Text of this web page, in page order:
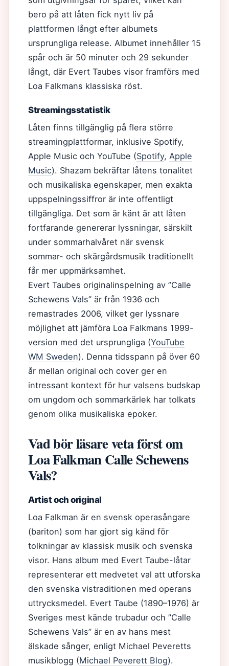
bero på att låten fick nytt liv på
plattformen långt efter albumets
ursprungliga release. Albumet innehåller 15
spår och är 50 minuter och 29 sekunder
långt, där Evert Taubes visor framförs med
Loa Falkmans klassiska röst.
Streamingsstatistik
Låten finns tillgänglig på flera större
streamingplattformar, inklusive Spotify,
Apple Music och YouTube (Spotify, Apple
Music). Shazam bekräftar låtens tonalitet
och musikaliska egenskaper, men exakta
uppspelningssiffror är inte offentligt
tillgängliga. Det som är känt är att låten
fortfarande genererar lyssningar, särskilt
under sommarhalvåret när svensk
sommar- och skärgårdsmusik traditionellt
får mer uppmärksamhet.
Evert Taubes originalinspelning av ”Calle
Schewens Vals” är från 1936 och
remastrades 2006, vilket ger lyssnare
möjlighet att jämföra Loa Falkmans 1999-
version med det ursprungliga (YouTube
WM Sweden). Denna tidsspann på över 60
år mellan original och cover ger en
intressant kontext för hur valsens budskap
om ungdom och sommarkärlek har tolkats
genom olika musikaliska epoker.
Vad bör läsare veta först om
Loa Falkman Calle Schewens
Vals?
Artist och original
Loa Falkman är en svensk operasångare
(bariton) som har gjort sig känd för
tolkningar av klassisk musik och svenska
visor. Hans album med Evert Taube-låtar
representerar ett medvetet val att utforska
den svenska vistraditionen med operans
uttrycksmedel. Evert Taube (1890–1976) är
Sveriges mest kände trubadur och ”Calle
Schewens Vals” är en av hans mest
älskade sånger, enligt Michael Peveretts
musikblogg (Michael Peverett Blog).